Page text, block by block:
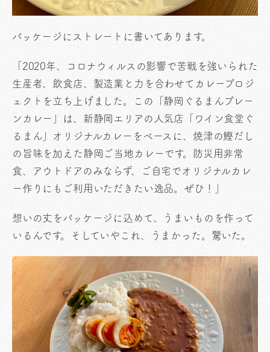
パッケージにストレートに書いてあります。
「2020年、コロナウィルスの影響で苦戦を強いられた
生産者、飲食店、製造業と力を合わせてカレープロジ
ェクトを立ち上げました。この「静岡ぐるまんプレー
ンカレー」は、新静岡エリアの人気店「ワイン食堂ぐ
るまん」オリジナルカレーをベースに、焼津の鰹だし
の旨味を加えた静岡ご当地カレーです。防災用非常
食、アウトドアのみならず、ご自宅でオリジナルカレ
ー作りにもご利用いただきたい逸品。ぜひ！」
想いの丈をパッケージに込めて、うまいものを作って
いるんです。そしていやこれ、うまかった。驚いた。